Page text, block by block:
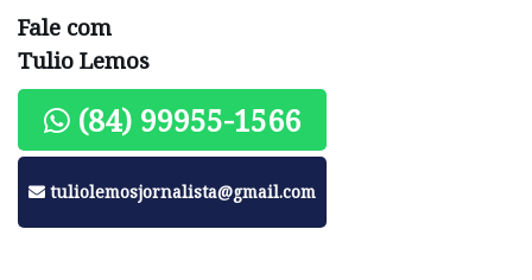
Fale com
Tulio Lemos
(84) 99955-1566
tuliolemosjornalista@gmail.com